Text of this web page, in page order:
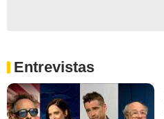
Entrevistas